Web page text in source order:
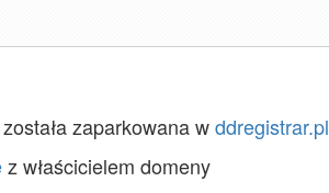
została zaparkowana wddregistrar.pl
z właścicielem domeny